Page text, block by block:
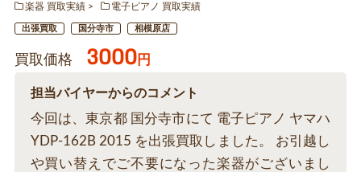
楽器 買取実績
電子ピアノ 買取実績
出張買取 国分寺市 相模原店
買取価格 3000円
担当バイヤーからのコメント
今回は、東京都 国分寺市にて 電子ピアノ ヤマハ
YDP-162B 2015 を出張買取しました。 お引越し
や買い替えでご不要になった楽器がございまし